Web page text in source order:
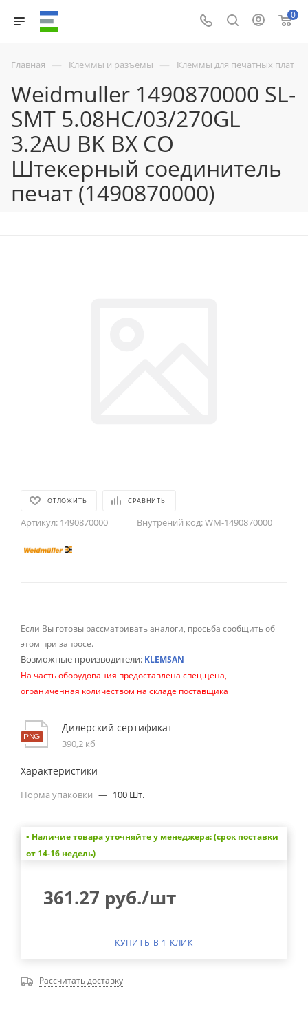
0
Главная — Клеммы и разъемы — Клеммы для печатных плат
Weidmuller 1490870000 SL-
SMT 5.08HC/03/270GL
3.2AU BK BX CO
Штекерный соединитель
печат (1490870000)
ОТЛОЖИТЬ СРАВНИТЬ
Артикул: 1490870000 Внутрений код:WM-1490870000
Если Вы готовы рассматривать аналоги, просьба сообщить об
этом при запросе.
Возможные производители: KLEMSAN
На часть оборудования предоставлена спец.цена,
ограниченная количеством на складе поставщика
Дилерский сертификат
390,2 кб
Характеристики
Норма упаковки — 100 Шт.
• Наличие товара уточняйте у менеджера: (срок поставки
от 14-16 недель)
361.27 руб./шт
КУПИТЬ В 1 КЛИК
Рассчитать доставку